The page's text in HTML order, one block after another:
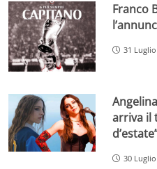
Franco
31
arriva il
30